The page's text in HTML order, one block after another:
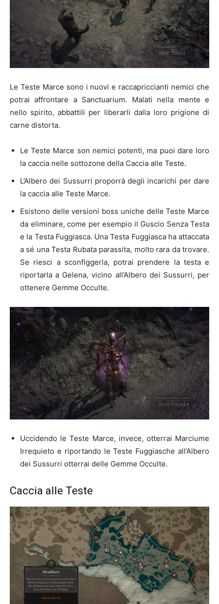
Le Teste Marce sono i nuovi e raccapriccianti nemici che
potrai affrontare a Sanctuarium. Malati nella mente e
nello spirito, abbattili per liberarli dalla loro prigione di
carne distorta.
Le Teste Marce son nemici potenti, ma puoi dare loro
la caccia nelle sottozone della Caccia alle Teste.
L’Albero dei Sussurri proporrà degli incarichi per dare
la caccia alle Teste Marce.
Esistono delle versioni boss uniche delle Teste Marce
da eliminare, come per esempio il Guscio Senza Testa
e la Testa Fuggiasca. Una Testa Fuggiasca ha attaccata
a sé una Testa Rubata parassita, molto rara da trovare.
Se riesci a sconfiggerla, potrai prendere la testa e
riportarla a Gelena, vicino all’Albero dei Sussurri, per
ottenere Gemme Occulte.
Uccidendo le Teste Marce, invece, otterrai Marciume
Irrequieto e riportando le Teste Fuggiasche all’Albero
dei Sussurri otterrai delle Gemme Occulte.
Caccia alle Teste